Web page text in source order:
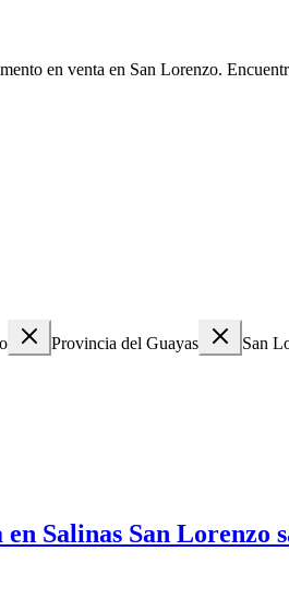
en venta en San Lorenzo.
Provincia del Guayas San
Salinas San Lorenzo